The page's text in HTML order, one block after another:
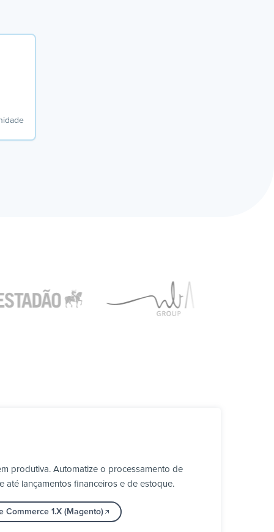
produtiva. Automatize o processamento de
lançamentos financeiros e de estoque.
Commerce 1.X (Magento)